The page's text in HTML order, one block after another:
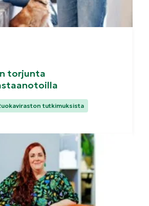
torjunta
tutkimuksista